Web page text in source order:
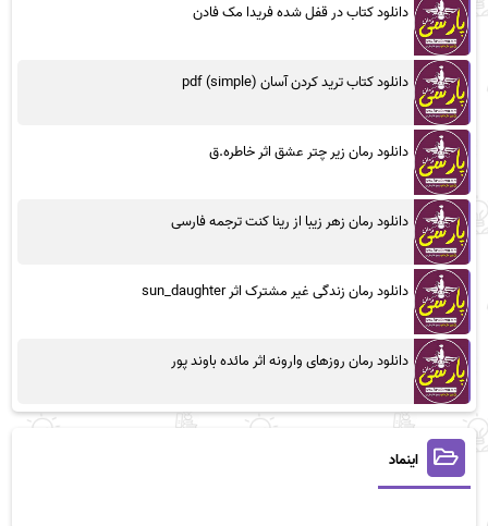
دانلود کتاب در قفل شده فریدا مک فادن
دانلود کتاب ترید کردن آسان (simple) pdf
دانلود رمان زیر چتر عشق اثر خاطره.ق
دانلود رمان زهر زیبا از رینا کنت ترجمه فارسی
دانلود رمان زندگی غیر مشترک اثر sun_daughter
دانلود رمان روزهای وارونه اثر مائده باوند پور
اینماد